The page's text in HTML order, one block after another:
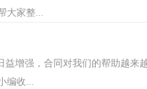
大家整...
增强，合同对我们的帮助越来
编收...